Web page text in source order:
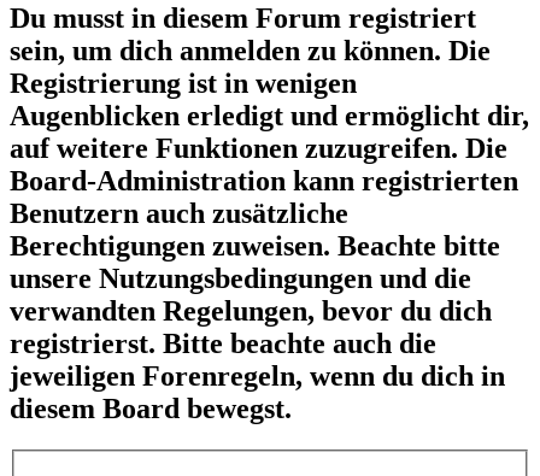
Du musst in diesem Forum registriert
sein, um dich anmelden zu können. Die
Registrierung ist in wenigen
Augenblicken erledigt und ermöglicht dir,
auf weitere Funktionen zuzugreifen. Die
Board-Administration kann registrierten
Benutzern auch zusätzliche
Berechtigungen zuweisen. Beachte bitte
unsere Nutzungsbedingungen und die
verwandten Regelungen, bevor du dich
registrierst. Bitte beachte auch die
jeweiligen Forenregeln, wenn du dich in
diesem Board bewegst.